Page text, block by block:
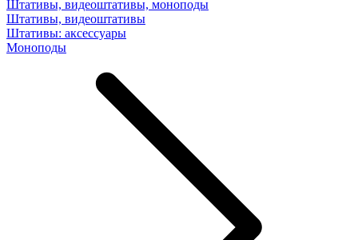
Штативы, видеоштативы, моноподы
Штативы, видеоштативы
Штативы: аксессуары
Моноподы